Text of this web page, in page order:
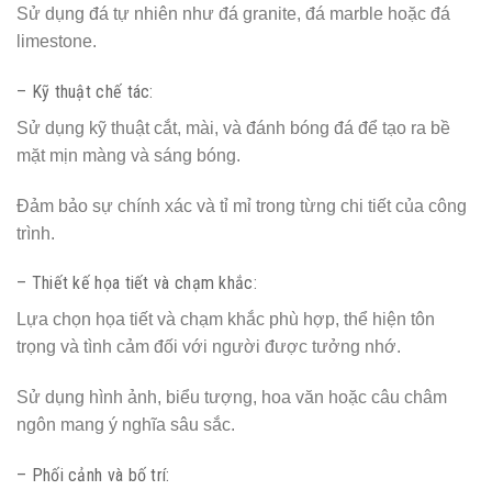
Sử dụng đá tự nhiên như đá granite, đá marble hoặc đá
limestone.
– Kỹ thuật chế tác:
Sử dụng kỹ thuật cắt, mài, và đánh bóng đá để tạo ra bề
mặt mịn màng và sáng bóng.
Đảm bảo sự chính xác và tỉ mỉ trong từng chi tiết của công
trình.
– Thiết kế họa tiết và chạm khắc:
Lựa chọn họa tiết và chạm khắc phù hợp, thể hiện tôn
trọng và tình cảm đối với người được tưởng nhớ.
Sử dụng hình ảnh, biểu tượng, hoa văn hoặc câu châm
ngôn mang ý nghĩa sâu sắc.
– Phối cảnh và bố trí: